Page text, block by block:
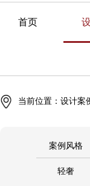
首页
当前位置： 设计案
案例风格
轻奢